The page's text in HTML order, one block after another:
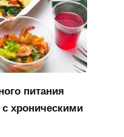
питания
хроническими